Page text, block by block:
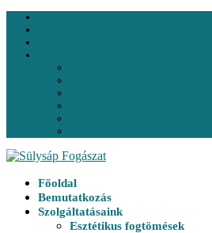
Főoldal
Bemutatkozás
Szolgáltatásaink
Esztétikus fogtömések